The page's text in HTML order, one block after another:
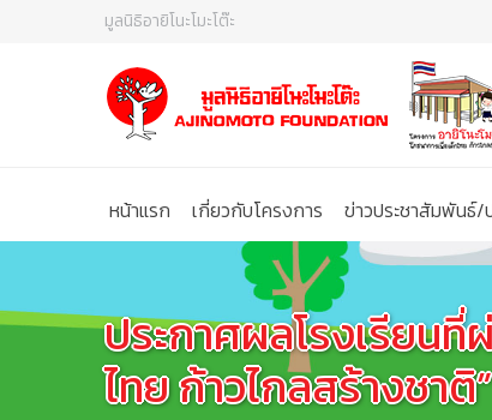
มูลนิธิอายิโนะโมะโต๊ะ
หน้าแรก เกี่ยวกับโครงการ ข่าวประชาสัมพันธ์
ประกาศผลโรงเรียนที่
ไทย ก้าวไกลสร้างชา